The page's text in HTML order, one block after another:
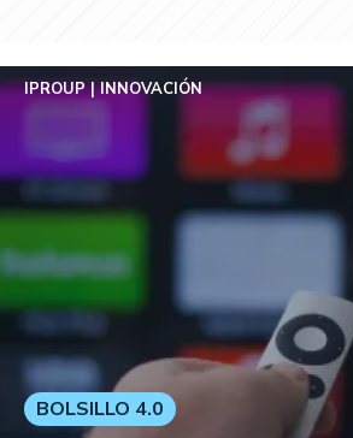
IPROUP INNOVACIÓN
BOLSILLO 4.0